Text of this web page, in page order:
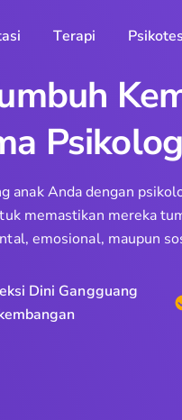
Terapi Psikotes
Psikolog
anak Anda dengan
memastikan mereka
emosional, maupun
Dini Gangguang